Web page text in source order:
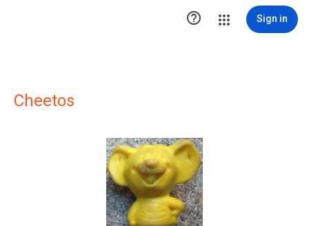
 Sign in
Cheetos